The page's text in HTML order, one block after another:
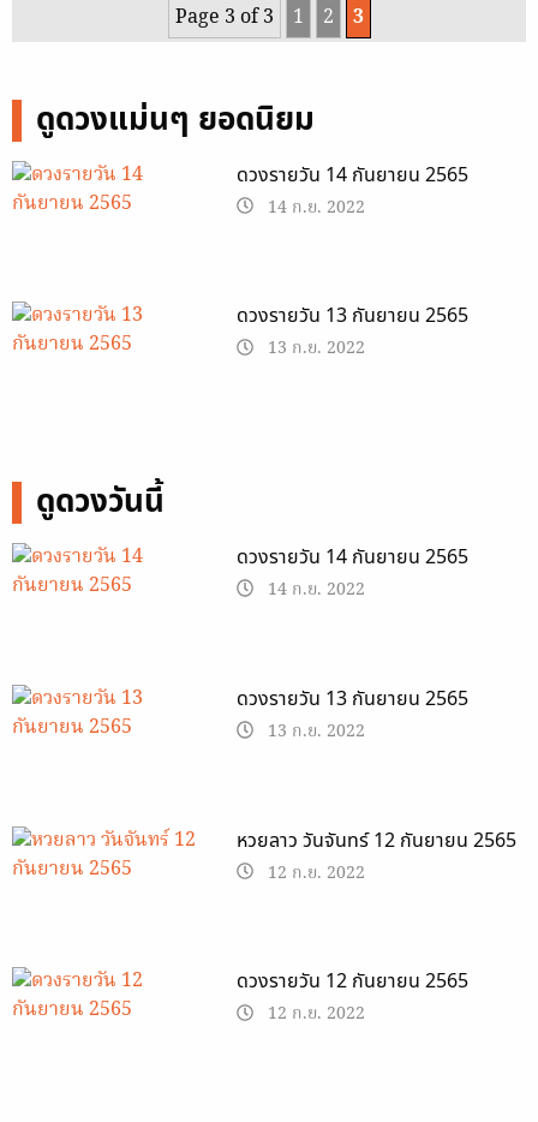
Page 3 of 3 1 2 3
ดูดวงแม่นๆ ยอดนิยม
ดวงรายวัน 14 กันยายน 2565
14 ก.ย. 2022
ดวงรายวัน 13 กันยายน 2565
13 ก.ย. 2022
ดูดวงวันนี้
ดวงรายวัน 14 กันยายน 2565
14 ก.ย. 2022
ดวงรายวัน 13 กันยายน 2565
13 ก.ย. 2022
หวยลาว วันจันทร์ 12 กันยายน 2565
12 ก.ย. 2022
ดวงรายวัน 12 กันยายน 2565
12 ก.ย. 2022